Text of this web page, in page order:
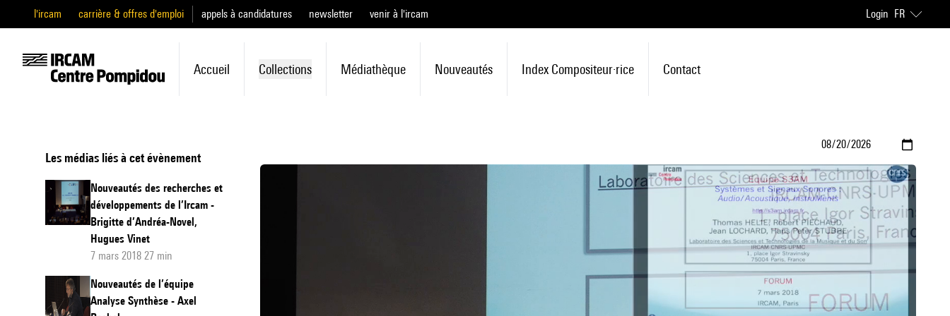
l'ircam carrière & offres d'emploi appels à candidatures newsletter venir à l'ircam Login FR
Accueil Collections Médiathèque Nouveautés Index Compositeur·rice Contact
Les médias liés à cet évènement
Nouveautés des recherches et
développements de l’Ircam -
Brigitte d’Andréa-Novel,
Hugues Vinet
7 mars 2018 27 min
Nouveautés de l’équipe
Analyse Synthèse - Axel